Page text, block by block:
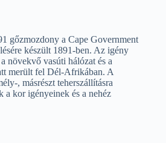
gőzmozdony a Cape Government
készült 1891-ben. Az igény
növekvő vasúti hálózat és a
merült fel Dél-Afrikában. A
, másrészt teherszállításra
a kor igényeinek és a nehéz